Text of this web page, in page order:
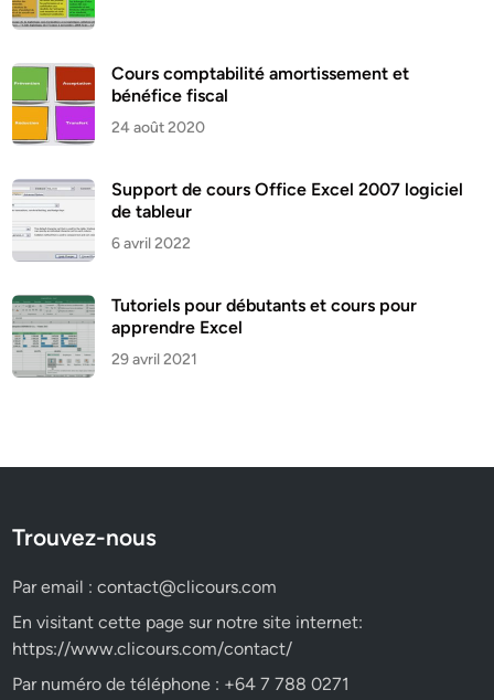
Cours comptabilité amortissement et
bénéfice fiscal
24 août 2020
Support de cours Office Excel 2007 logiciel
de tableur
6 avril 2022
Tutoriels pour débutants et cours pour
apprendre Excel
29 avril 2021
Trouvez-nous
Par email :contact@clicours.com
En visitant cette page sur notre site internet:
https://www.clicours.com/contact/
Par numéro de téléphone : +64 7 788 0271